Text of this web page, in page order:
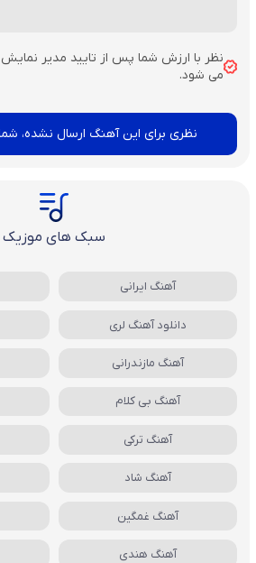
نظر با ارزش شما پس از تایید مدیر نمایش
می شود.
نظری برای این آهنگ ارسال نشده،
سبک های موزیک
آهنگ ایرانی
دانلود آهنگ لری
آهنگ مازندرانی
آهنگ بی کلام
آهنگ ترکی
آهنگ شاد
آهنگ غمگین
آهنگ هندی